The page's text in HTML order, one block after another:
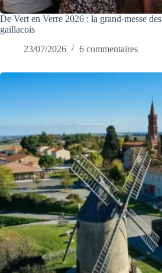
De Vert en Verre 2026 : la grand-messe
gaillacois
23/07/2026
6 commentaires